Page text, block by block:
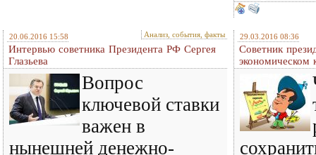
20.06.2016 15:58 Анализ, события, факты
Интервью советника Президента РФ Сергея
Глазьева
Вопрос
ключевой ставки
важен в
нынешней денежно-
29.03.2016 08:36
Советник